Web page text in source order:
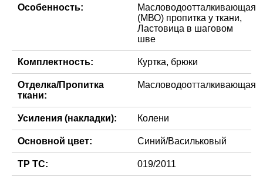
Особенность:
Масловодоотталкивающая
(МВО) пропитка у ткани,
Ластовица в шаговом
шве
Комплектность: Куртка, брюки
Отделка/Пропитка
ткани:
Масловодоотталкивающая
Усиления (накладки): Колени
Основной цвет: Синий/Васильковый
ТР ТС: 019/2011